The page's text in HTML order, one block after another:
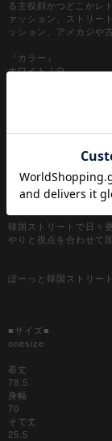
る主役顔かつどこかレ
ァッション、ストリー
ッション、アメカジや
『カラー』
ホワイト / 白
【a.p.o.v. / エーピーオ
a point of view...
[日本人の視点]からセ
ト。
韓国ストリートで日々
やりと視点を合わせて
ぼーっと韓国ストリー
■サイズ■
onesize
着丈
78.5
身幅
70
そで丈
25.5